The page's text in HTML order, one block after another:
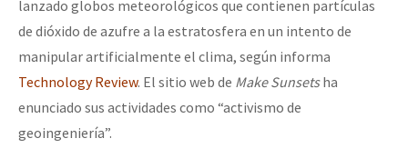
lanzado globos meteorológicos que contienen partículas
de dióxido de azufre a la estratosfera en un intento de
manipular artificialmente el clima, según informa
Technology Review. El sitio web de Make Sunsetsha
enunciado sus actividades como “activismo de
geoingeniería”.